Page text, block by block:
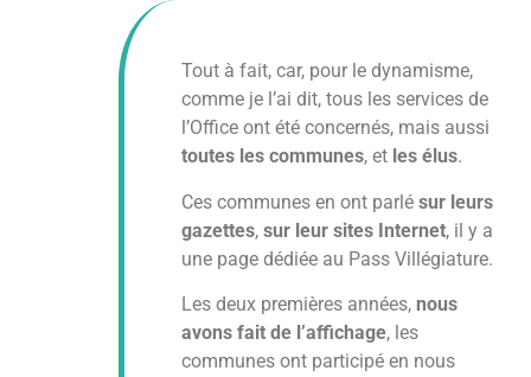
Tout à fait, car, pour le dynamisme,
comme je l’ai dit, tous les services de
l’Office ont été concernés, mais aussi
toutes les communes, et les élus.
Ces communes en ont parlé sur leurs
gazettes, sur leur sites Internet, il y a
une page dédiée au Pass Villégiature.
Les deux premières années, nous
avons fait de l’affichage, les
communes ont participé en nous